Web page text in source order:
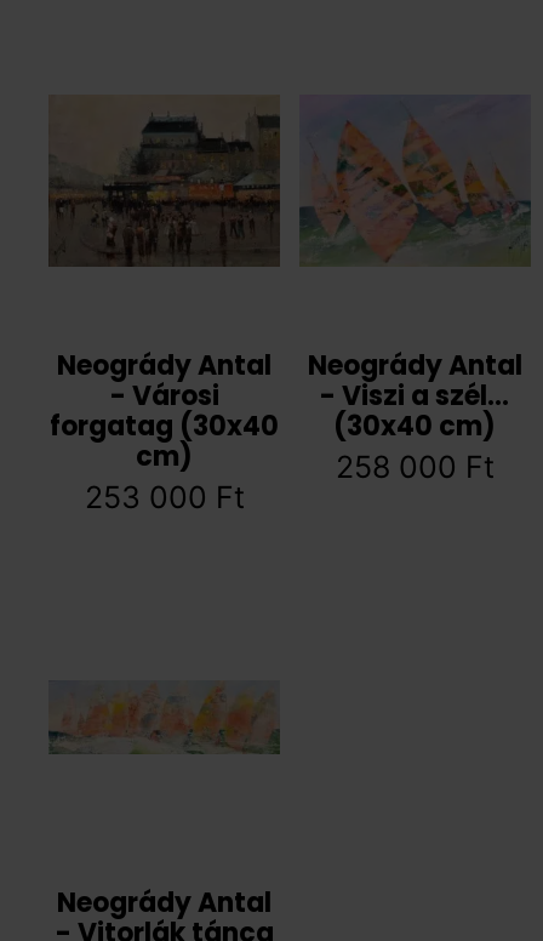
Neogrády Antal
- Városi
forgatag (30x40
cm)
253 000 Ft
Neogrády Antal
- Viszi a szél…
(30x40 cm)
258 000 Ft
Neogrády Antal
- Vitorlák tánca